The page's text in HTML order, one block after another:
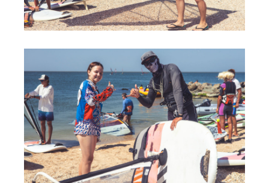
Обучение вингфойлингу
Обучение кайтсерфингу
Прокат виндсерфинга
Прокат вингфойлинга
Прокат сап и вейкборд
Система скидок
Места катания
Наши Станции